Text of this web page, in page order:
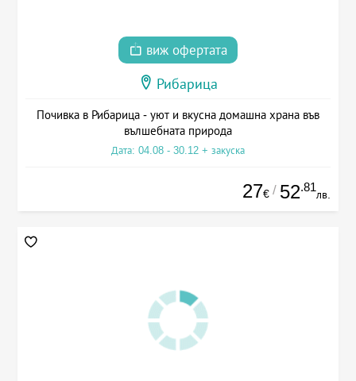
виж офертата
Рибарица
Почивка в Рибарица - уют и вкусна домашна храна във
вълшебната природа
Дата: 04.08 - 30.12 + закуска
27€ / 52.81
лв.